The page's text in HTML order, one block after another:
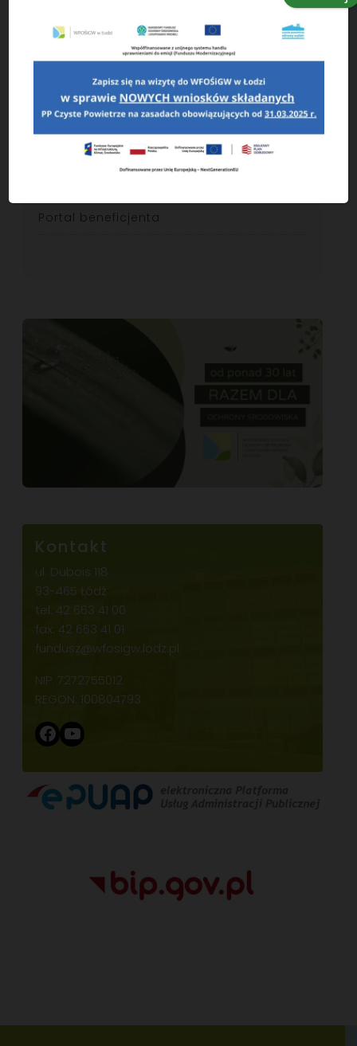
Dane kontaktowe
Doradztwo energetyczne
Konkursy
Portal beneficjenta
Kontakt
ul. Dubois 118
93-465 Łódź
tel. 42 663 41 00
fax: 42 663 41 01
fundusz@wfosigw.lodz.pl
NIP: 7272755012
REGON: 100804793
Facebook YouTube